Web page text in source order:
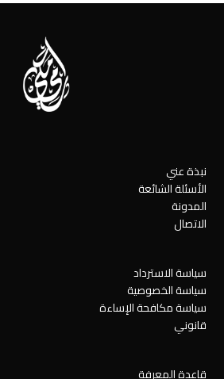
نبذة عني
الأسئلة الشائعة
المدونة
الاتصال
سياسة الاسترداد
سياسة الخصوصية
سياسة مكافحة الإساءة
قانوني
قاعدة المعرفة